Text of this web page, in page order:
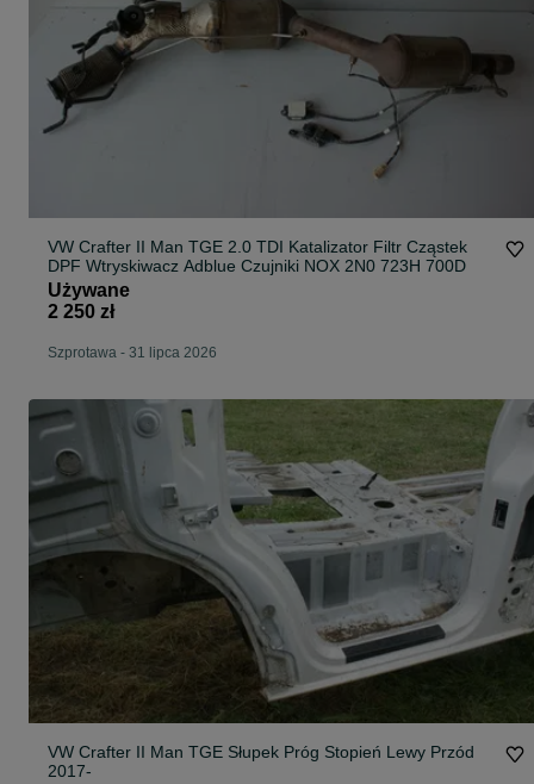
VW Crafter II Man TGE 2.0 TDI Katalizator Filtr Cząstek
DPF Wtryskiwacz Adblue Czujniki NOX 2N0 723H 700D
Używane
2 250 zł
Szprotawa - 31 lipca 2026
VW Crafter II Man TGE Słupek Próg Stopień Lewy Przód
2017-